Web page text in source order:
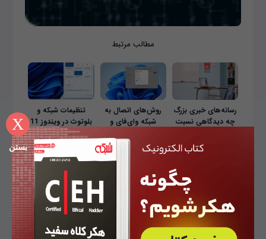
X
بستن
مطالب مرتبط
رسانه‌های خبری بزرگ
چه دیدگاهی نسبت
روش‌های اتصال به
شبکه وای‌فای و
آن‌ در ویندوز 11
تنظیمات شبکه و
بلوتوث در ویندوز 11
makeuseof
برچسب:
منوی کلیک راست Context Menu ویندوز 11
به اشتراک گذاری مطلب: